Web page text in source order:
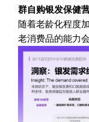
群自购银发保健
随着老龄化程度
老消费品的能力